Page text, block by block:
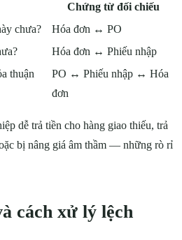
Chứng từ đối chiếu
chưa?
Hóa đơn ↔ PO
Hóa đơn ↔ Phiếu nhập
thuận
PO ↔ Phiếu nhập ↔ Hóa
đơn
dễ trả tiền cho hàng giao thiếu, trả
bị nâng giá âm thầm — những rò rỉ
cách xử lý lệch